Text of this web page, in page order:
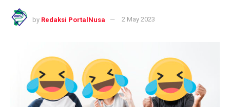
by Redaksi PortalNusa 2 May 2023